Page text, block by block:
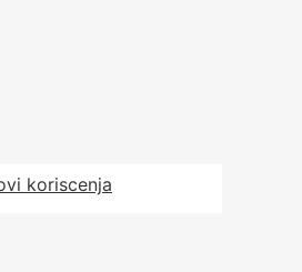
koriscenja